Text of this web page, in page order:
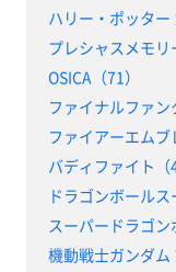
ハリー・ポッター
プレシャスメモリ
OSICA（71）
ファイナルファン
ファイアーエムブ
バディファイト（
ドラゴンボールス
スーパードラゴン
機動戦士ガンダム